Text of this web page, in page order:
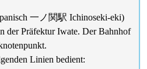
一ノ関駅 Ichinoseki-eki)
der Präfektur Iwate. Der Bahnhof
Linien bedient: